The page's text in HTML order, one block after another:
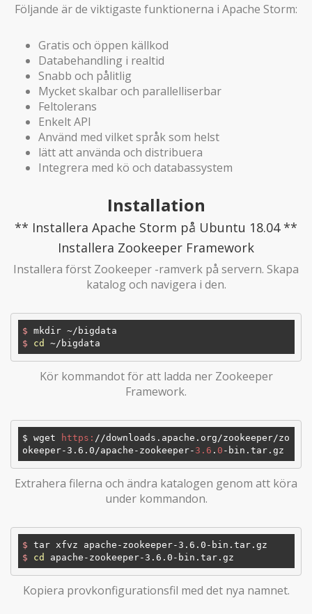
Följande är de viktigaste funktionerna i Apache Storm:
Gratis och öppen källkod
Databehandling i realtid
Snabb och pålitlig
Mycket skalbar och parallelliserbar
Feltolerans
Enkelt API
Använd med vilket språk som helst
lätt att använda och distribuera
Integrera med kö och databassystem
Installation
** Installera Apache Storm på Ubuntu 18.04 **
Installera Zookeeper Framework
Installera först Zookeeper -ramverk på servern. Skapa
katalog och navigera i den.
$ mkdir ~/bigdata
$
cd ~/bigdata
Kör kommandot för att ladda ner Zookeeper
Framework.
$ wget https: / /downloads.apache.org/zookeeper/zo
okeeper-3.6.0/apache -zookeeper- 3.6 . 0
Extrahera filerna och ändra katalogen genom att köra
under kommandon.
$ tar xfvz apache-zookeeper-3.6.0-bin.tar.gz
$
cd apache-zookeeper-3.6.0-bin.tar.gz
Kopiera provkonfigurationsfil med det nya namnet.